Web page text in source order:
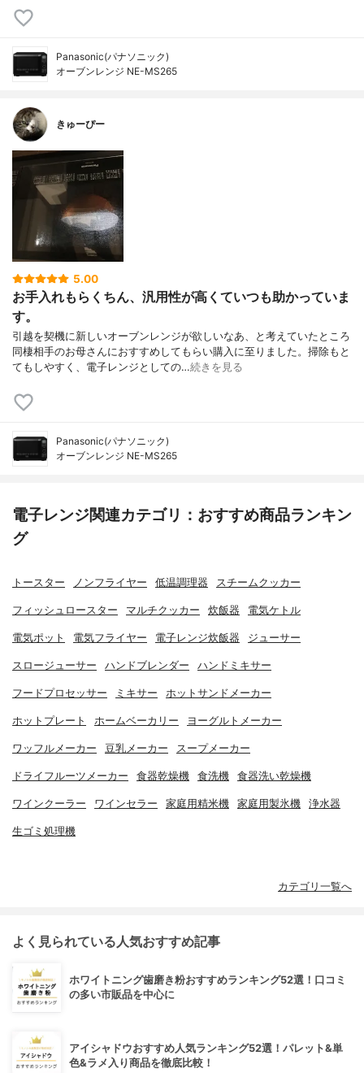
Panasonic(パナソニック)
オーブンレンジ NE-MS265
きゅーぴー
5.00
お手入れもらくちん、汎用性が高くていつも助かっていま
す。
引越を契機に新しいオーブンレンジが欲しいなあ、と考えていたところ
同棲相手のお母さんにおすすめしてもらい購入に至りました。掃除もと
てもしやすく、電子レンジとしての…続きを見る
Panasonic(パナソニック)
オーブンレンジ NE-MS265
電子レンジ関連カテゴリ：おすすめ商品ランキン
グ
トースター ノンフライヤー 低温調理器 スチームクッカー
フィッシュロースター マルチクッカー 炊飯器 電気ケトル
電気ポット 電気フライヤー 電子レンジ炊飯器 ジューサー
スロージューサー ハンドブレンダー ハンドミキサー
フードプロセッサー ミキサー ホットサンドメーカー
ホットプレート ホームベーカリー ヨーグルトメーカー
ワッフルメーカー 豆乳メーカー スープメーカー
ドライフルーツメーカー 食器乾燥機 食洗機 食器洗い乾燥機
ワインクーラー ワインセラー 家庭用精米機 家庭用製氷機 浄水器
生ゴミ処理機
カテゴリ一覧へ
よく見られている人気おすすめ記事
ホワイトニング歯磨き粉おすすめランキング52選！口コミ
の多い市販品を中心に
アイシャドウおすすめ人気ランキング52選！パレット&単
色&ラメ入り商品を徹底比較！